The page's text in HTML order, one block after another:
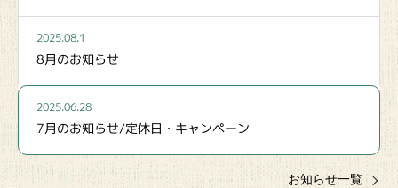
2025.08.1
8月のお知らせ
2025.06.28
7月のお知らせ/定休日・キャンペーン
お知らせ一覧